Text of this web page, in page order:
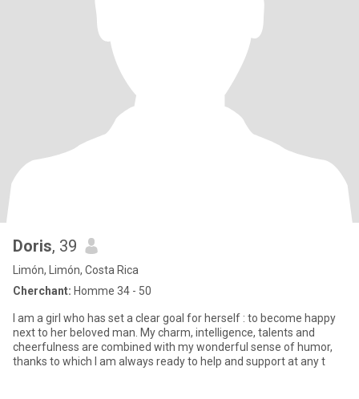
Doris, 39
Limón, Limón, Costa Rica
Cherchant: Homme 34 - 50
I am a girl who has set a clear goal for herself : to become happy
next to her beloved man. My charm, intelligence, talents and
cheerfulness are combined with my wonderful sense of humor,
thanks to which I am always ready to help and support at any t